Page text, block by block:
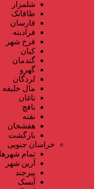
شلمزار
طاقانک
فارسان
فرادبنه
فرخ شهر
کیان
گندمان
گهرو
لردگان
مال خلیفه
ناغان
نافچ
نقنه
هفشجان
بازگشت
خراسان جنوبی
تمام شهر‌ها
آرین شهر
بیرجند
آیسک